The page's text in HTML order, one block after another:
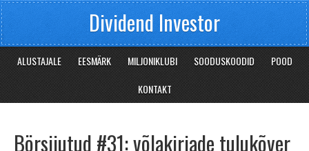
Dividend Investor
ALUSTAJALE EESMÄRK MILJONIKLUBI SOODUSKOODID
POOD
KONTAKT
Börsijutud #31: võlakirjade tulukõver